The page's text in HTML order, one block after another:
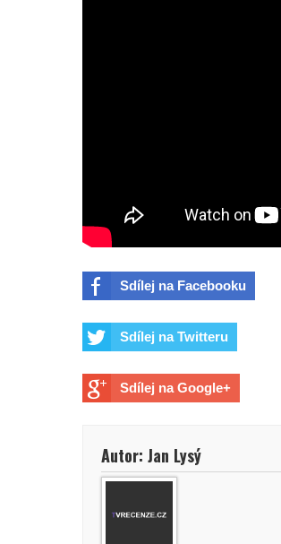
Sdílej na Facebooku
Sdílej na Twitteru
Sdílej na Google+
Autor: Jan Lysý